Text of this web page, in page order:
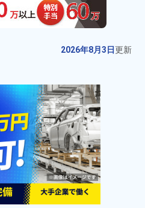
2026年8月3日更新